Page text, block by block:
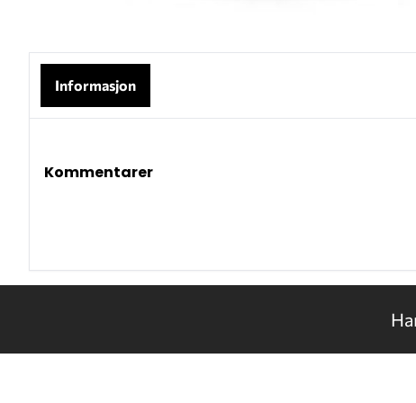
Informasjon
Kommentarer